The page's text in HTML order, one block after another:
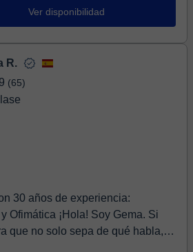
Ver disponibilidad
R.
(65)
30 años de experiencia:
Soy Gema. Si
que no solo sepa de qué habla,